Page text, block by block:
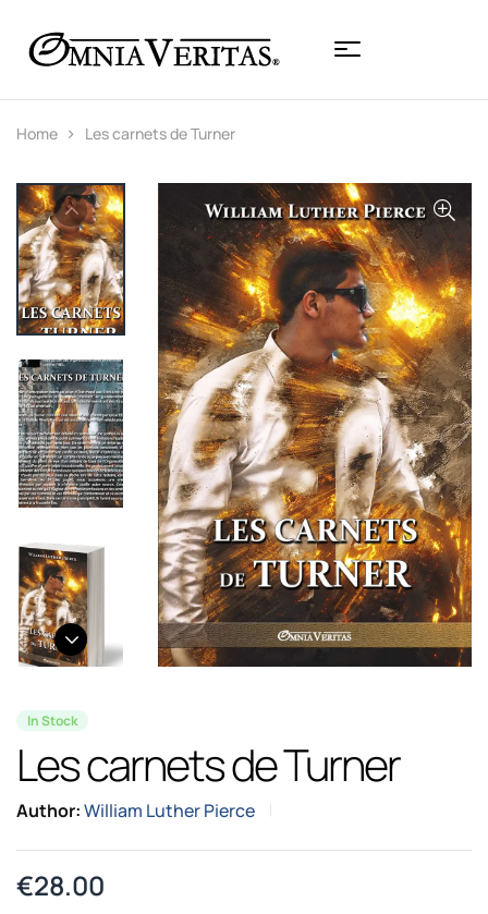
Home Les carnets de Turner
In Stock
Les carnets de Turner
Author:William Luther Pierce
€28.00